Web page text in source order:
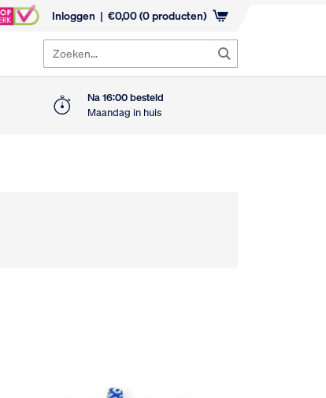
Inloggen €0,00(0 producten)
Zoeken...
Na 16:00 besteld
Maandag in huis